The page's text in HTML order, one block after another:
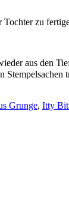
Tochter zu
aus den
Grunge, Itty